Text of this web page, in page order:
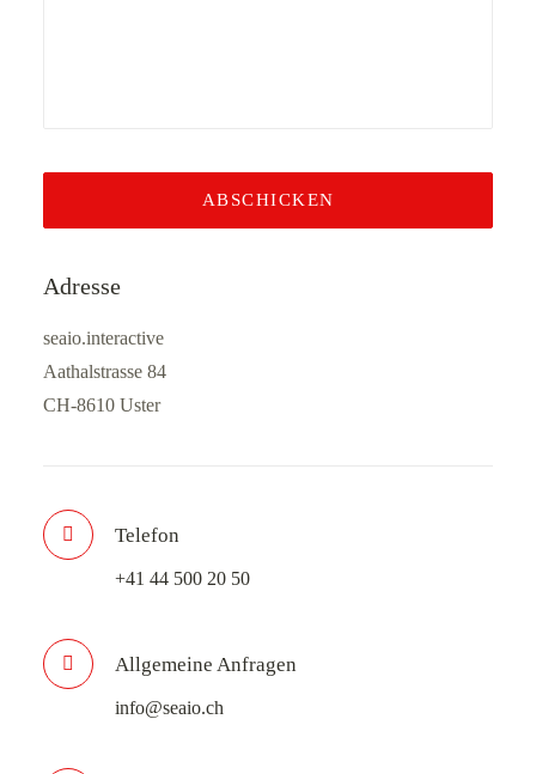
Adresse
seaio.interactive
Aathalstrasse 84
CH-8610 Uster
Telefon
+41 44 500 20 50
Allgemeine Anfragen
info@seaio.ch